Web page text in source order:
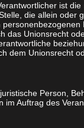
wurden durch
auf die
durchgeführt.
ist
die allein oder
das Unionsrecht
dem Unionsrecht
Person,
Auftrag des